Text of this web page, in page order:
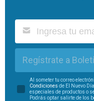
Regístrate a
Al someter tu correo
Condiciones de El Nuevo
especiales de productos o
Podrás optar salirte de los